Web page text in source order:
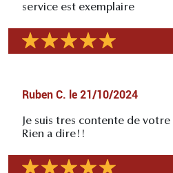
service est exemplaire
Ruben C. le 21/10/2024
Je suis tres contente de
Rien a dire!!